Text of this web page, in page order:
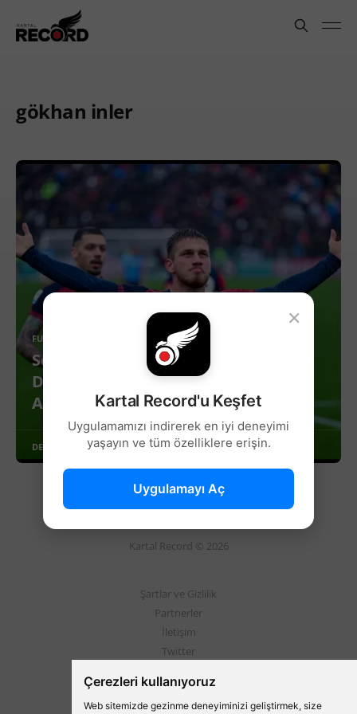
Çerezleri kullanıyoruz
Web sitemizde gezinme deneyiminizi geliştirmek, size
gökhan inler
FUTBOL
Semih Kılıçsoy'dan Beşiktaş
Dönemine Dair Açıklamalar: ''İyi
Anılarım Yok!''
DEVAMINI OKU
Kartal Record © 2026
Şartlar ve Gizlilik
Partnerler
İletişim
Twitter
×
Kartal Record'u Keşfet
Uygulamamızı indirerek en iyi deneyimi
yaşayın ve tüm özelliklere erişin.
Uygulamayı Aç